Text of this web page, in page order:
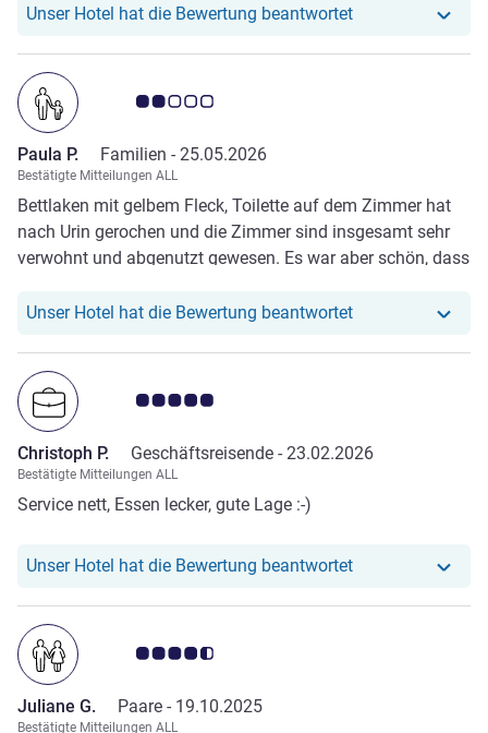
Unser Hotel hat die Bewertung beantwortetUnser Hotel hat
Note Kundenmeinungen 2.0/5
Paula P. Familien - 25.05.2026
Bestätigte Mitteilungen ALL
Bettlaken mit gelbem Fleck, Toilette auf dem Zimmer hat
nach Urin gerochen und die Zimmer sind insgesamt sehr
verwohnt und abgenutzt gewesen. Es war aber schön, dass
Unser Hotel hat die Bewertung beantwortetUnser Hotel hat
Note Kundenmeinungen 5.0/5
Christoph P. Geschäftsreisende - 23.02.2026
Bestätigte Mitteilungen ALL
Service nett, Essen lecker, gute Lage :-)
Unser Hotel hat die Bewertung beantwortetUnser Hotel hat
Note Kundenmeinungen 4.5/5
Juliane G. Paare - 19.10.2025
Bestätigte Mitteilungen ALL